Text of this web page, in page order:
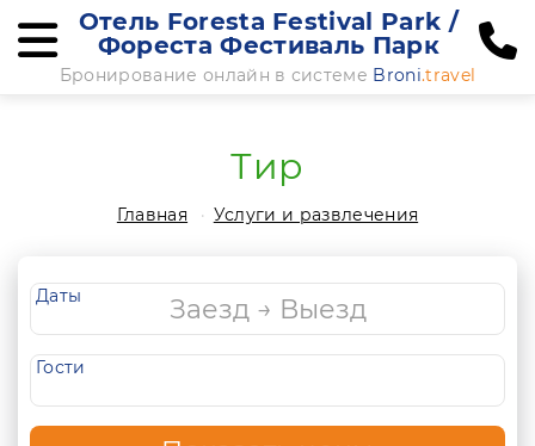
Отель Foresta Festival Park /
Фореста Фестиваль Парк
Бронирование онлайн в системе Broni.travel
Тир
Главная Услуги и развлечения
Даты
Гости